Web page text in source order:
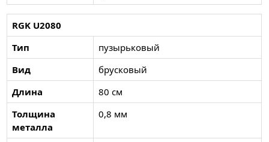
RGK U2080
Тип
пузырьковый
Вид
брусковый
Длина
80 см
Толщина
металла
0,8 мм